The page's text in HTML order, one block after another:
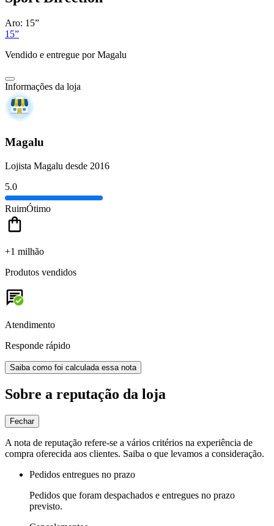
Aro: 15”
15”
Vendido e entregue por Magalu
Informações da loja
Magalu
Lojista Magalu desde 2016
5.0
RuimÓtimo
+1 milhão
Produtos vendidos
Atendimento
Responde rápido
Saiba como foi calculada essa nota
Sobre a reputação da loja
Fechar
A nota de reputação refere-se a vários critérios na experiência de
compra oferecida aos clientes. Saiba o que levamos a consideração.
Pedidos entregues no prazo
Pedidos que foram despachados e entregues no prazo
previsto.